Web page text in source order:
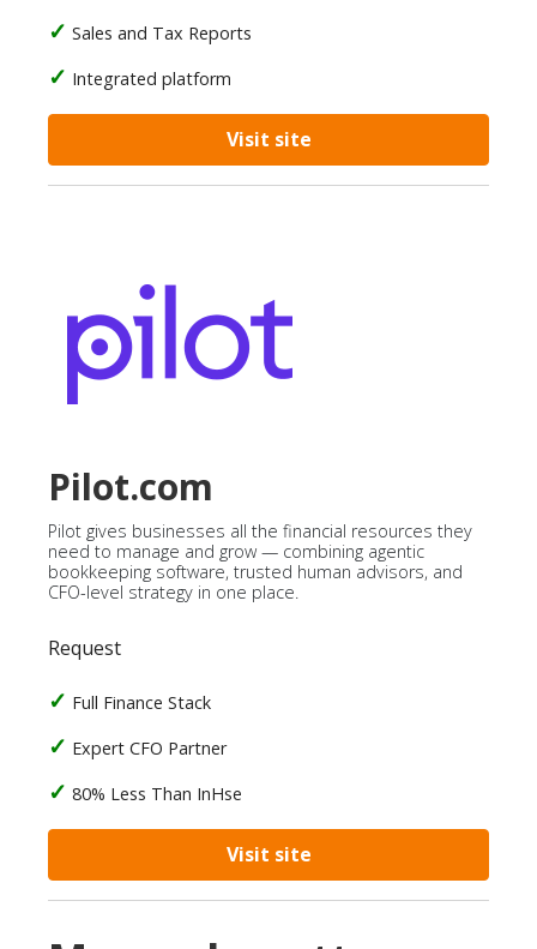
Sales and Tax Reports
Integrated platform
Visit site
Pilot.com
Pilot gives businesses all the financial resources they
need to manage and grow — combining agentic
bookkeeping software, trusted human advisors, and
CFO-level strategy in one place.
Request
Full Finance Stack
Expert CFO Partner
80% Less Than InHse
Visit site